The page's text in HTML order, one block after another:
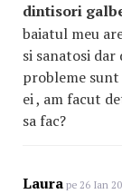
dintisori
baiatul meu
si sanatosi dar
probleme
ei , am facut
sa fac?
Laura pe 26 Ian